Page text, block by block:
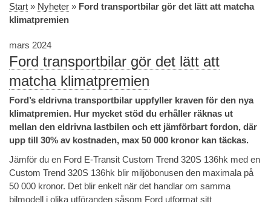
Start » Nyheter » Ford transportbilar gör det lätt att matcha
klimatpremien
mars 2024
Ford transportbilar gör det lätt att
matcha klimatpremien
Ford’s eldrivna transportbilar uppfyller kraven för den nya
klimatpremien. Hur mycket stöd du erhåller räknas ut
mellan den eldrivna lastbilen och ett jämförbart fordon, där
upp till 30% av kostnaden, max 50 000 kronor kan täckas.
Jämför du en Ford E-Transit Custom Trend 320S 136hk med en
Custom Trend 320S 136hk blir miljöbonusen den maximala på
50 000 kronor. Det blir enkelt när det handlar om samma
bilmodell i olika utföranden såsom Ford utformat sitt